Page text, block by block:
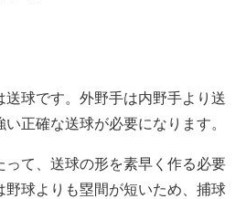
球です。外野手は内野手より送
正確な送球が必要になります。
って、送球の形を素早く作る必要
野球よりも塁間が短いため、捕球